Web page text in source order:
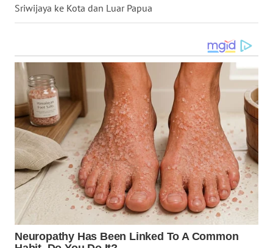
Sriwijaya ke Kota dan Luar Papua
WN
MALUKU
WN
MALUT
WN
DAIRI
WN
DANAU
TOBA
WN
NIAS